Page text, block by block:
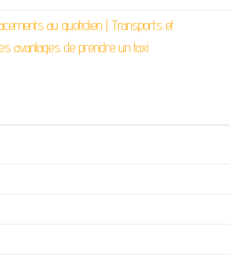
au quotidien | Transports et
avantages de prendre un taxi